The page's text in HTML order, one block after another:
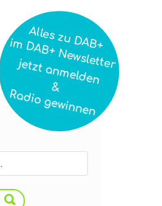
Alles zu DAB+
im DAB+ Newsletter
jetzt anmelden
&
Radio gewinnen